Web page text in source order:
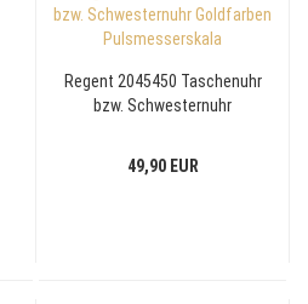
Regent 2045450 Taschenuhr
bzw. Schwesternuhr
49,90 EUR